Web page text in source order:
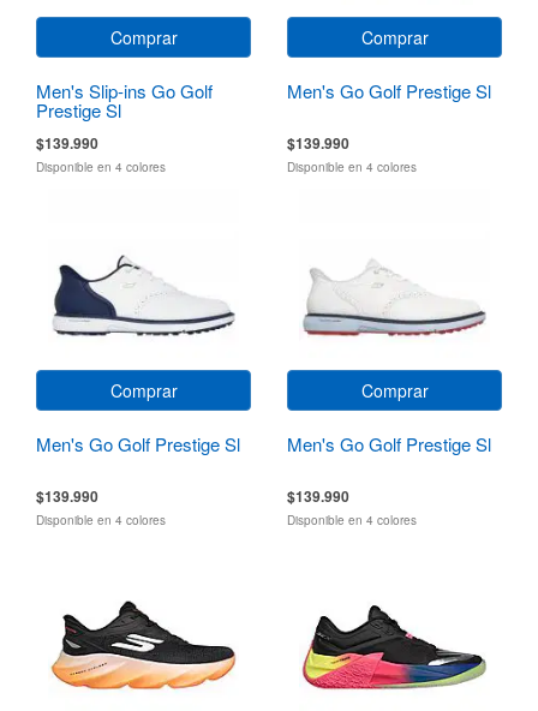
Comprar
Men's Slip-ins Go Golf
Prestige Sl
$139.990
Disponible en 4 colores
Comprar
Men's Go Golf Prestige Sl
$139.990
Disponible en 4 colores
Comprar
Men's Go Golf Prestige Sl
$139.990
Disponible en 4 colores
Comprar
Men's Go Golf Prestige Sl
$139.990
Disponible en 4 colores